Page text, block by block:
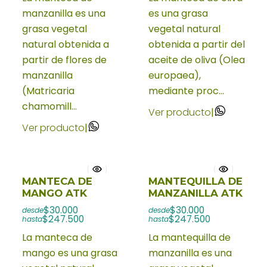
manzanilla es una
grasa vegetal
natural obtenida a
partir de flores de
manzanilla
(Matricaria
chamomill...
Ver producto|
es una grasa
vegetal natural
obtenida a partir del
aceite de oliva (Olea
europaea),
mediante proc...
Ver producto|
MANTECA DE
MANGO ATK
desde$30.000
hasta$247.500
La manteca de
mango es una grasa
MANTEQUILLA DE
MANZANILLA ATK
desde$30.000
hasta$247.500
La mantequilla de
manzanilla es una